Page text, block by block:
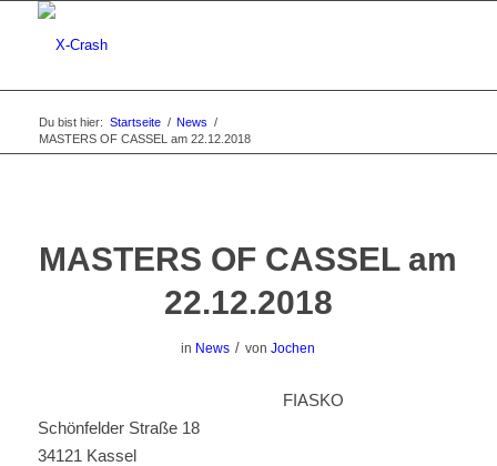
Du bist hier: Startseite / News /
MASTERS OF CASSEL am 22.12.2018
MASTERS OF CASSEL am
22.12.2018
in News / vonJochen
FIASKO
Schönfelder Straße 18
34121 Kassel